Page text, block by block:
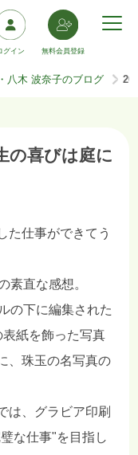
グイン 無料会員登録
八木 波奈子のブログ >
の喜びは庭に
た仕事ができてう
素直な感想。
の下に編集された
紙を飾った写真
、珠玉の名写真の
は、グラビア印刷
な仕事"を目指し